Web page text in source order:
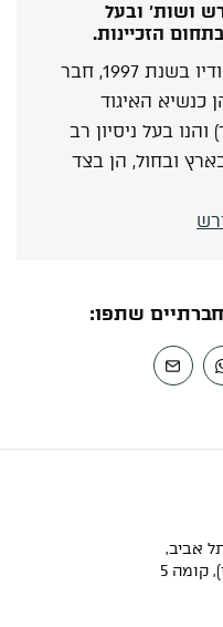
ושות' ובעל
הזכיינות.
עו"ד אודי דנהירש סיים את לימודיו בשנת 1997, חבר
כנשיא האיגוד
בעל ניסיון רב
ובחול, הן בצד
שתפו:
קומה 5